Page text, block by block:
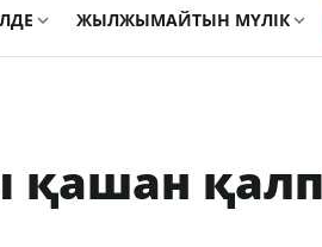
ЖЫЛЖЫМАЙТЫН МҮЛІК
қашан